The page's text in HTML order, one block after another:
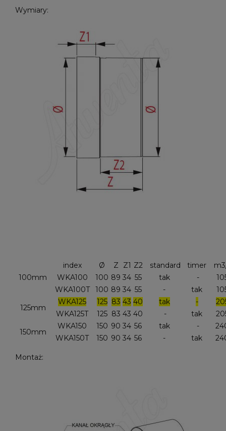
Wymiary:
100mm
index Ø Z Z1 Z2 standard timer
WKA100
100 89 34 55 tak -
WKA100T
100 89 34 55 - tak
125mm
WKA125 125 83 43 40 tak -
WKA125T
125 83 43 40 - tak
150mm
WKA150 150 90 34 56 tak -
WKA150T
150 90 34 56 - tak
Montaż: